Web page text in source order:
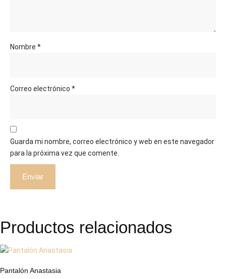
Nombre *
Correo electrónico *
Guarda mi nombre, correo electrónico y web en este navegador
para la próxima vez que comente.
Productos relacionados
Pantalón Anastasia